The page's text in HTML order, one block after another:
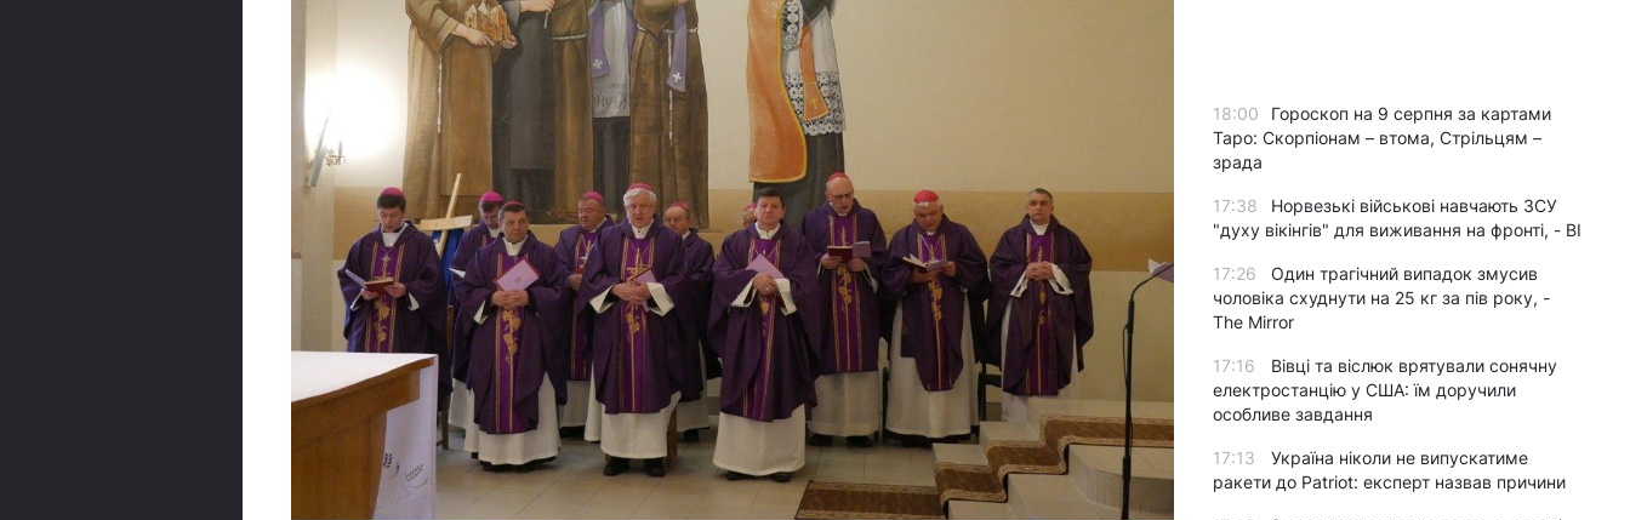
18:00
Гороскоп на 9 серпня за картами
Таро: Скорпіонам – втома, Стрільцям –
зрада
17:38
Норвезькі військові навчають ЗСУ
"духу вікінгів" для виживання на фронті, - BI
17:26
Один трагічний випадок змусив
чоловіка схуднути на 25 кг за пів року, -
The Mirror
17:16
Вівці та віслюк врятували сонячну
електростанцію у США: їм доручили
особливе завдання
17:13
Україна ніколи не випускатиме
ракети до Patriot: експерт назвав причини